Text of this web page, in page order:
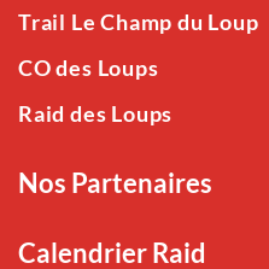
Trail Le Champ du Loup
CO des Loups
Raid des Loups
Nos Partenaires
Calendrier Raid